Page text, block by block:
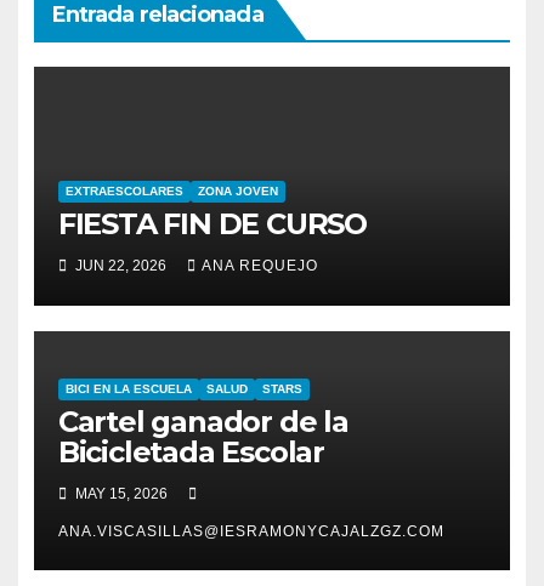
Entrada relacionada
EXTRAESCOLARES ZONA JOVEN
FIESTA FIN DE CURSO
JUN 22, 2026 ANA REQUEJO
BICI EN LA ESCUELA SALUD STARS
Cartel ganador de la
Bicicletada Escolar
MAY 15, 2026
ANA.VISCASILLAS@IESRAMONYCAJALZGZ.COM